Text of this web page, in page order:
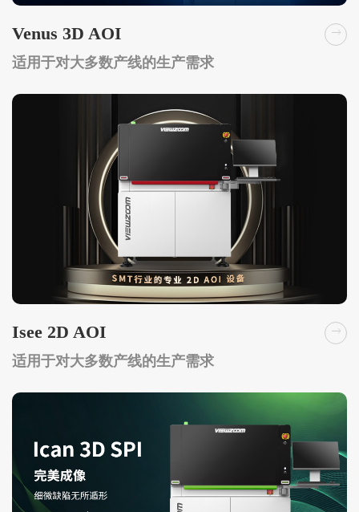
Venus 3D AOI
适用于对大多数产线的生产需求
Isee 2D AOI
适用于对大多数产线的生产需求